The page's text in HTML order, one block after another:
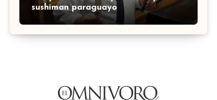
sushiman paraguayo